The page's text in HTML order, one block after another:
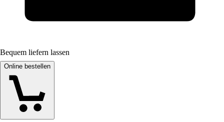
Bequem liefern lassen
Online bestellen